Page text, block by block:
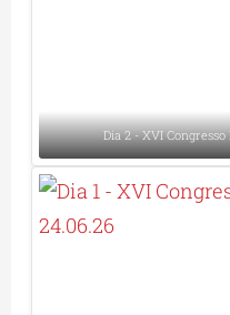
Dia 2 - XVI